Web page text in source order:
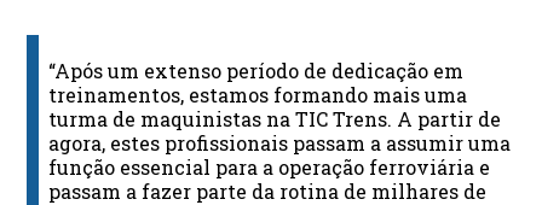
“Após um extenso período de dedicação em
treinamentos, estamos formando mais uma
turma de maquinistas na TIC Trens. A partir de
agora, estes profissionais passam a assumir uma
função essencial para a operação ferroviária e
passam a fazer parte da rotina de milhares de